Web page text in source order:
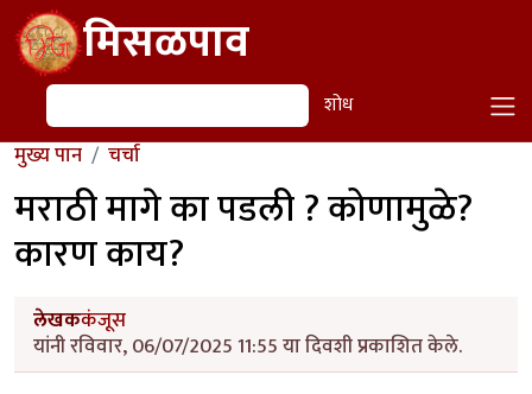
Skip to main contentमिसळपाव
शोध शोध
मुख्य पान चर्चा
मराठी मागे का पडली ? कोणामुळे?
कारण काय?
लेखककंजूस
यांनी रविवार, 06/07/2025 11:55 या दिवशी प्रकाशित केले.